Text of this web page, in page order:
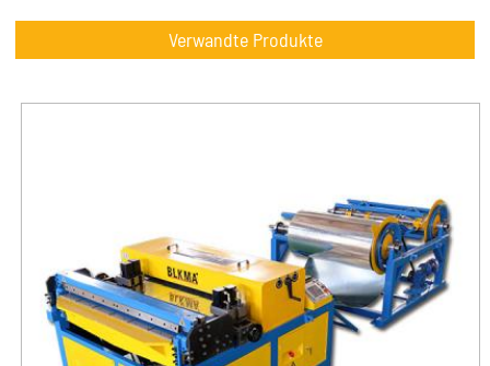
Verwandte Produkte